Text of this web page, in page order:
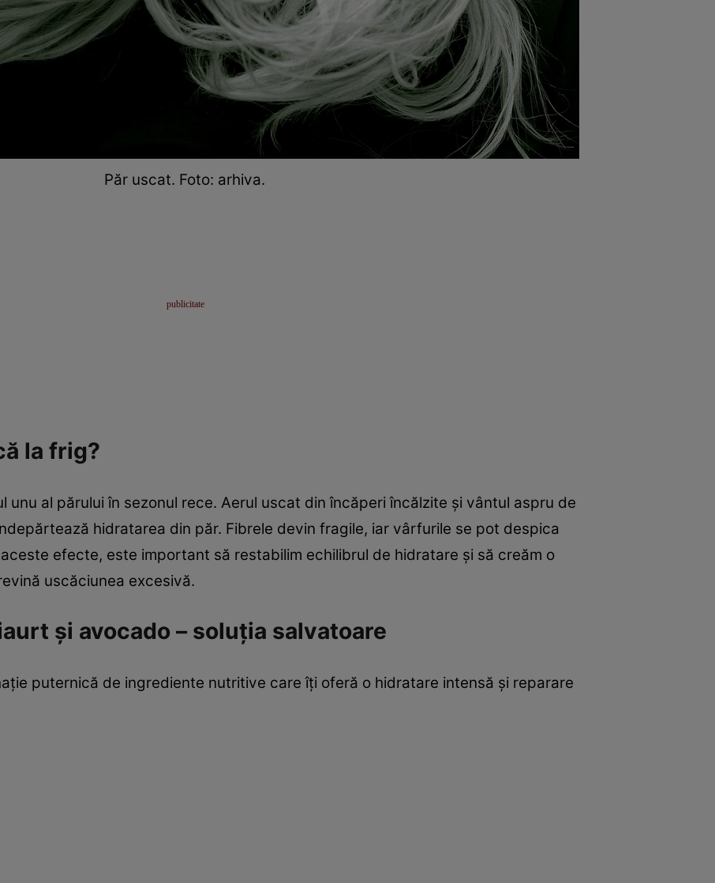
Păr uscat. Foto: arhiva.
la frig?
unu al părului în sezonul rece. Aerul uscat din încăperi încălzite și vântul aspru de
hidratarea din păr. Fibrele devin fragile, iar vârfurile se pot despica
efecte, este important să restabilim echilibrul de hidratare și să creăm o
uscăciunea excesivă.
și avocado – soluția salvatoare
puternică de ingrediente nutritive care îți oferă o hidratare intensă și reparare